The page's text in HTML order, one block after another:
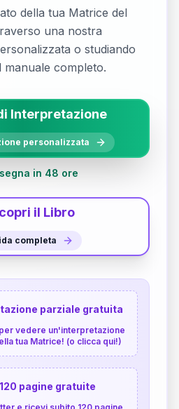
della tua Matrice del
una nostra
o studiando
manuale completo.
Interpretazione
personalizzata
in 48 ore
il Libro
completa
parziale gratuita
vedere un'interpretazione
tua Matrice! (o clicca qui!)
pagine gratuite